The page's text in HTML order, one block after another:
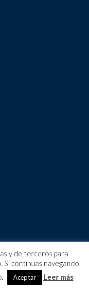
y de terceros para
continuas navegando,
Aceptar Leer más